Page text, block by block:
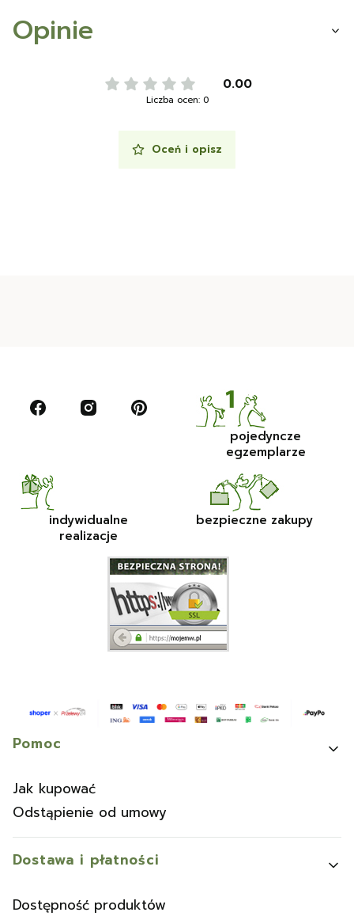
Opinie
0.00
Liczba ocen: 0
Oceń i opisz
pojedyncze
egzemplarze
indywidualne
realizacje
bezpieczne zakupy
Linki w stopce
Pomoc
Jak kupować
Odstąpienie od umowy
Dostawa i płatności
Dostępność produktów